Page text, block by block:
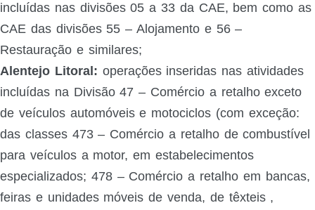
incluídas nas divisões 05 a 33 da CAE, bem como as
CAE das divisões 55 – Alojamento e 56 –
Restauração e similares;
Alentejo Litoral: operações inseridas nas atividades
incluídas na Divisão 47 – Comércio a retalho exceto
de veículos automóveis e motociclos (com exceção:
das classes 473 – Comércio a retalho de combustível
para veículos a motor, em estabelecimentos
especializados; 478 – Comércio a retalho em bancas,
feiras e unidades móveis de venda, de têxteis ,